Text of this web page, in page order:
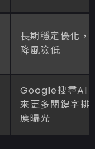
長期穩定優化，
降風險低
Google搜尋AI
來更多關鍵字排
應曝光